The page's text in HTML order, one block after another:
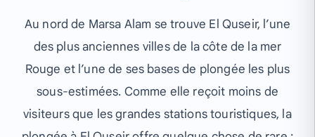
Au nord de Marsa Alam se trouve El Quseir, l’une
des plus anciennes villes de la côte de la mer
Rouge et l’une de ses bases de plongée les plus
sous-estimées. Comme elle reçoit moins de
visiteurs que les grandes stations touristiques, la